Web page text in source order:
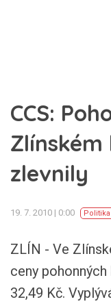
CCS:
zlevnily
19. 7. 2010 | 0:00
ZLÍN - Ve
ceny
32,49 Kč.